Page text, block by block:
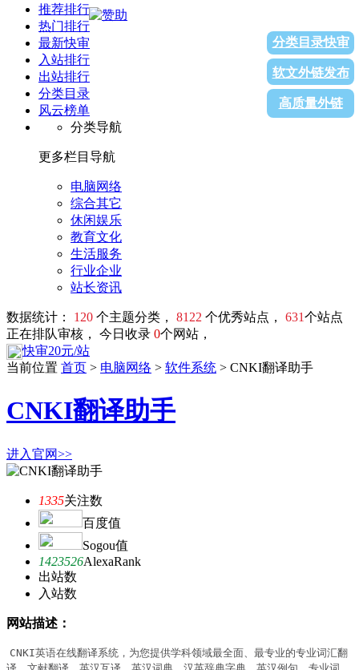
推荐排行
热门排行
最新快审
入站排行
出站排行
分类目录
风云榜单
分类导航
更多栏目导航
电脑网络
综合其它
休闲娱乐
教育文化
生活服务
行业企业
站长资讯
数据统计： 120 个主题分类， 8122 个优秀站点， 631个站点
正在排队审核， 今日收录 0个网站，
快审20元/站
分类目录快审
软文外链发布
高质量外链
当前位置 首页 > 电脑网络 > 软件系统 > CNKI翻译助手
CNKI翻译助手
进入官网>>
1335关注数
百度值
Sogou值
1423526AlexaRank
出站数
入站数
网站描述：
CNKI英语在线翻译系统，为您提供学科领域最全面、最专业的专业词汇翻